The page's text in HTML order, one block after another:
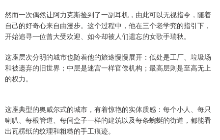
然而一次偶然让阿力克斯捡到了一副耳机，由此可以无视指令，随着
自己的好奇心来自由漫步。这个过程中，他在三个老学究的指引下，
开始追寻一位曾大受欢迎、如今却被人们遗忘的女歌手瑞秋。
这座层次分明的城市也随着他的旅途慢慢展开：低处是工厂、垃圾场
和被遗弃的旧世界；中层是迷宫一样官僚机构；最高层则是至高无上
的权力。
这座典型的奥威尔式的城市，有着惊艳的实体质感：每个小人、每只
喇叭、每根管道、每间盒子一样的建筑以及每条蜿蜒的街道，都能看
出瓦楞纸的纹理和粗糙的手工痕迹。